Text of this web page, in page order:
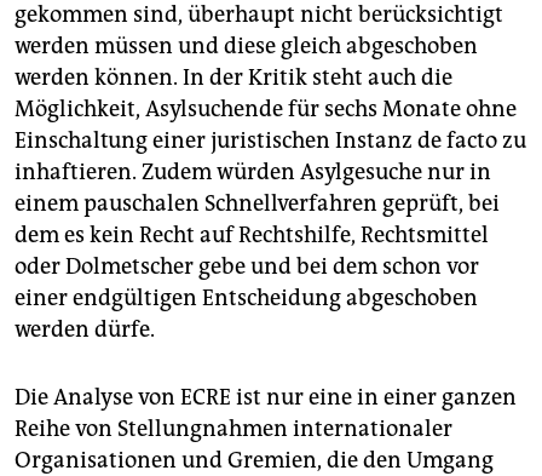
gekommen sind, überhaupt nicht berücksichtigt
werden müssen und diese gleich abgeschoben
werden können. In der Kritik steht auch die
Möglichkeit, Asylsuchende für sechs Monate ohne
Einschaltung einer juristischen Instanz de facto zu
inhaftieren. Zudem würden Asylgesuche nur in
einem pauschalen Schnellverfahren geprüft, bei
dem es kein Recht auf Rechtshilfe, Rechtsmittel
oder Dolmetscher gebe und bei dem schon vor
einer endgültigen Entscheidung abgeschoben
werden dürfe.
Die Analyse von ECRE ist nur eine in einer ganzen
Reihe von Stellungnahmen internationaler
Organisationen und Gremien, die den Umgang